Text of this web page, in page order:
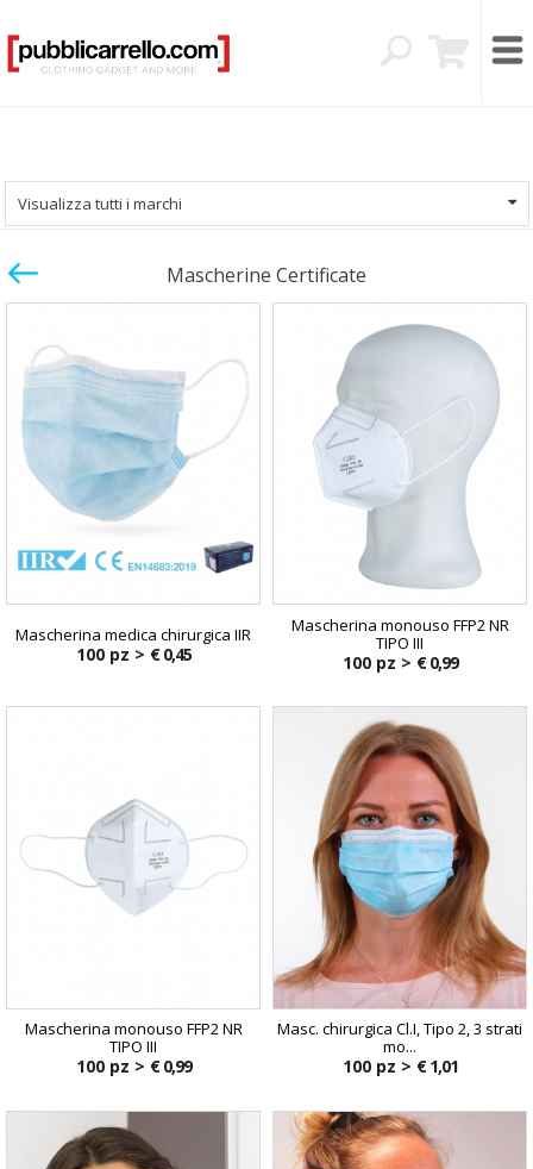
Visualizza tutti i marchi
Mascherine Certificate
Mascherina medica chirurgica IIR
100 pz > € 0,45
Mascherina monouso FFP2 NR
TIPO III
100 pz > € 0,99
Mascherina monouso FFP2 NR
TIPO III
100 pz > € 0,99
Masc. chirurgica Cl.I, Tipo 2, 3 strati
mo...
100 pz > € 1,01